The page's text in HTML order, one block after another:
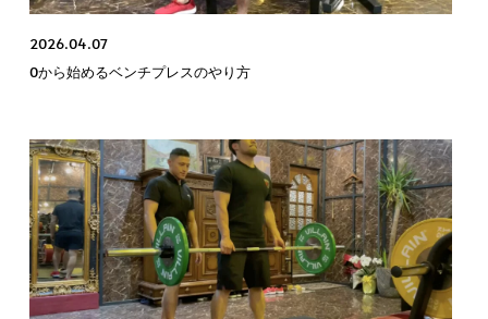
2026.04.07
0から始めるベンチプレスのやり方